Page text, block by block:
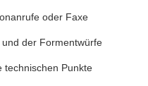
oder Faxe
der Formentwürfe
technischen Punkte